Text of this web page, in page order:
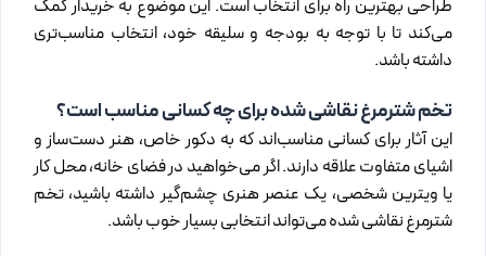
طراحی بهترین راه برای انتخاب است. این موضوع به خریدار کمک
می‌کند تا با توجه به بودجه و سلیقه خود، انتخاب مناسب‌تری
داشته باشد.
تخم شترمرغ نقاشی شده برای چه کسانی مناسب است؟
این آثار برای کسانی مناسب‌اند که به دکور خاص، هنر دست‌ساز و
اشیای متفاوت علاقه دارند. اگر می‌خواهید در فضای خانه، محل کار
یا ویترین شخصی، یک عنصر هنری چشم‌گیر داشته باشید، تخم
شترمرغ نقاشی شده می‌تواند انتخابی بسیار خوب باشد.